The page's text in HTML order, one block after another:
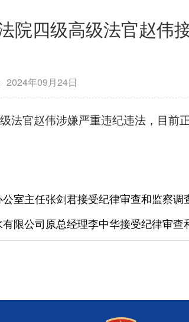
院四级高级法官赵伟
2024年09月24日
法官赵伟涉嫌严重违纪违法，目前
室主任张剑君接受纪律审查和监察调
限公司原总经理李中华接受纪律审查